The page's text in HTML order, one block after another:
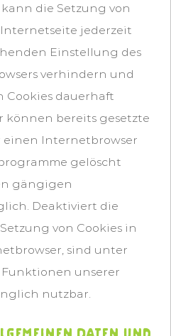
die Setzung von
jederzeit
Einstellung des
verhindern und
Cookies dauerhaft
können bereits gesetzte
einen Internetbrowser
gelöscht
gängigen
Deaktiviert die
von Cookies in
sind unter
unserer
nutzbar.